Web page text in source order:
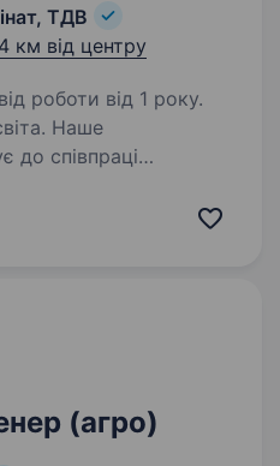
ТДВ
км від центру
роботи від 1 року.
Наше
до співпраці
сфері.
(агро)